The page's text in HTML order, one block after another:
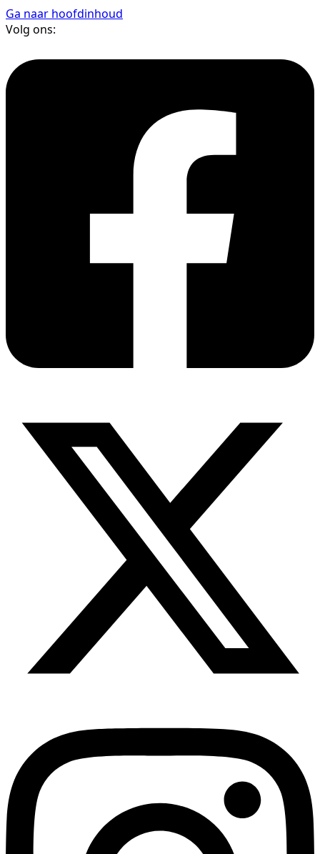
Ga naar hoofdinhoud
Volg ons: